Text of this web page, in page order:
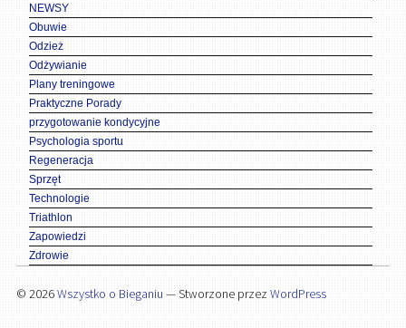
NEWSY
Obuwie
Odzież
Odżywianie
Plany treningowe
Praktyczne Porady
przygotowanie kondycyjne
Psychologia sportu
Regeneracja
Sprzęt
Technologie
Triathlon
Zapowiedzi
Zdrowie
© 2026Wszystko o Bieganiu — Stworzone przez WordPress